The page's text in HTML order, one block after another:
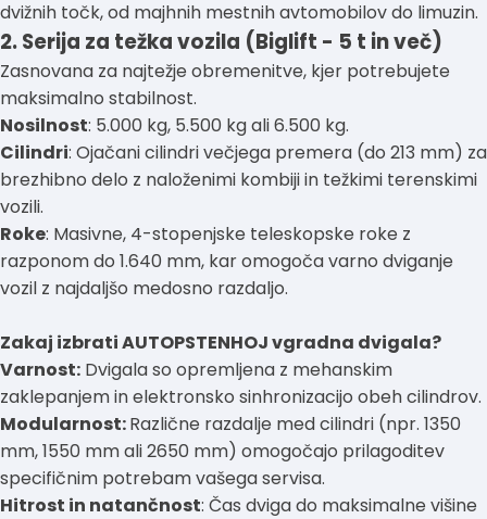
dvižnih točk, od majhnih mestnih avtomobilov do limuzin.
2. Serija za težka vozila (Biglift - 5 t in več)
Zasnovana za najtežje obremenitve, kjer potrebujete
maksimalno stabilnost.
Nosilnost: 5.000 kg, 5.500 kg ali 6.500 kg.
Cilindri: Ojačani cilindri večjega premera (do 213 mm) za
brezhibno delo z naloženimi kombiji in težkimi terenskimi
vozili.
Roke: Masivne, 4-stopenjske teleskopske roke z
razponom do 1.640 mm, kar omogoča varno dviganje
vozil z najdaljšo medosno razdaljo.
Zakaj izbrati AUTOPSTENHOJ vgradna dvigala?
Varnost: Dvigala so opremljena z mehanskim
zaklepanjem in elektronsko sinhronizacijo obeh cilindrov.
Modularnost:Različne razdalje med cilindri (npr. 1350
mm, 1550 mm ali 2650 mm) omogočajo prilagoditev
specifičnim potrebam vašega servisa.
Hitrost in natančnost: Čas dviga do maksimalne višine